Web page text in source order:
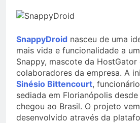
SnappyDroid nasceu de uma
mais vida e funcionalidade a
Snappy, mascote da
colaboradores da empresa. A
Sinésio Bittencourt,
sediada em Florianópolis
chegou ao Brasil. O projeto
desenvolvido através da